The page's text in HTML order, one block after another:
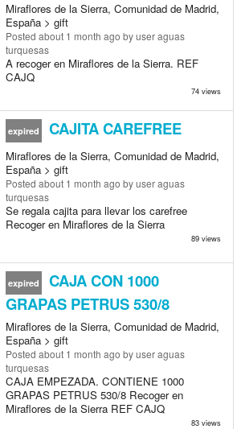
Miraflores de la Sierra, Comunidad de Madrid,
España > gift
Posted about 1 month ago by user aguas
turquesas
A recoger en Miraflores de la Sierra. REF
CAJQ
74 views
expired CAJITA CAREFREE
Miraflores de la Sierra, Comunidad de Madrid,
España > gift
Posted about 1 month ago by user aguas
turquesas
Se regala cajita para llevar los carefree
Recoger en Miraflores de la Sierra
89 views
expired
CAJA CON 1000
GRAPAS PETRUS 530/8
Miraflores de la Sierra, Comunidad de Madrid,
España > gift
Posted about 1 month ago by user aguas
turquesas
CAJA EMPEZADA. CONTIENE 1000
GRAPAS PETRUS 530/8 Recoger en
Miraflores de la Sierra REF CAJQ
83 views